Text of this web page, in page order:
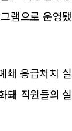
램으로 운영됐
쇄 응급처치 실
돼 직원들의 실